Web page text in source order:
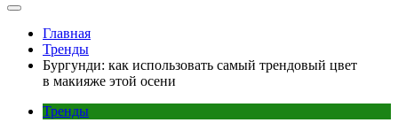
Главная
Тренды
Бургунди: как использовать самый трендовый цвет
в макияже этой осени
Тренды